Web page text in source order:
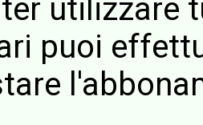
utilizzare
puoi